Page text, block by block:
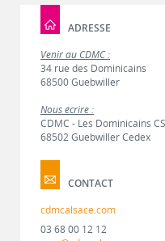
ADRESSE
Venir au CDMC :
34 rue des Dominicains
68500 Guebwiller
Nous écrire :
CDMC - Les Dominicains
68502 Guebwiller Cedex
CONTACT
cdmcalsace.com
03 68 00 12 12